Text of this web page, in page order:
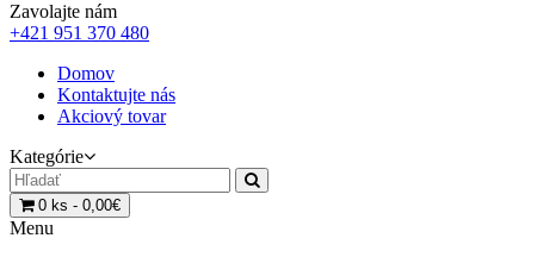
Zavolajte nám
+421 951 370 480
Domov
Kontaktujte nás
Akciový tovar
Kategórie
0 ks - 0,00€
Menu